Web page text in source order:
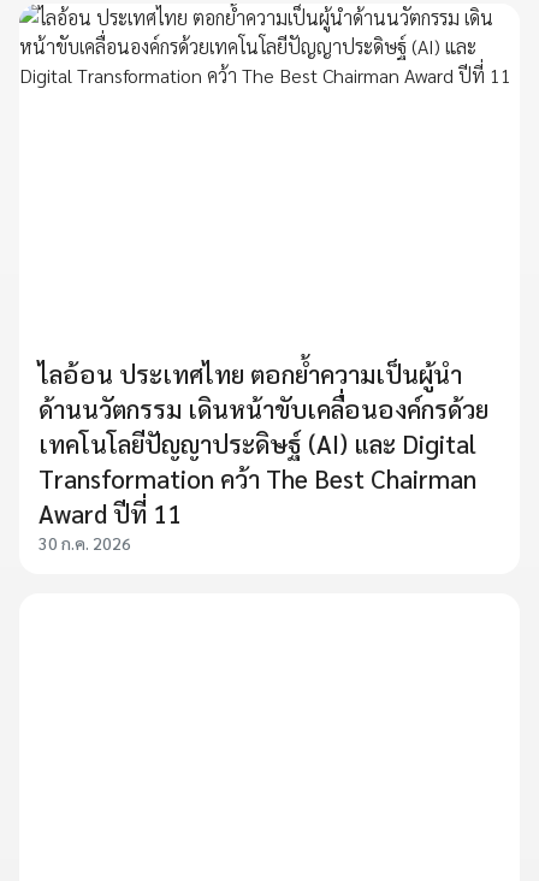
ไลอ้อน ประเทศไทย ตอกย้ำความเป็นผู้นำ
ด้านนวัตกรรม เดินหน้าขับเคลื่อนองค์กรด้วย
เทคโนโลยีปัญญาประดิษฐ์ (AI) และ Digital
Transformation คว้า The Best Chairman
Award ปีที่ 11
30 ก.ค. 2026